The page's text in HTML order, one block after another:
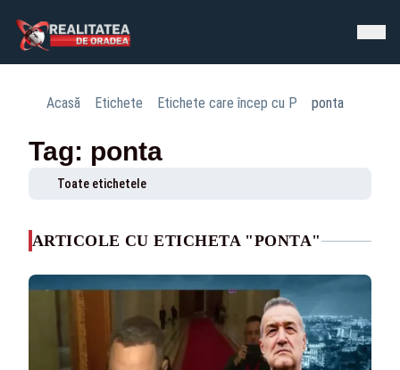
Acasă Etichete Etichete care încep cu P ponta
Tag: ponta
Toate etichetele
ARTICOLE CU ETICHETA "PONTA"